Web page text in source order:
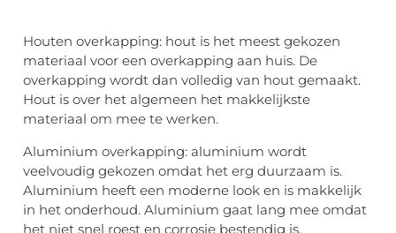
Houten overkapping: hout is het meest gekozen
materiaal voor een overkapping aan huis. De
overkapping wordt dan volledig van hout gemaakt.
Hout is over het algemeen het makkelijkste
materiaal om mee te werken.
Aluminium overkapping: aluminium wordt
veelvoudig gekozen omdat het erg duurzaam is.
Aluminium heeft een moderne look en is makkelijk
in het onderhoud. Aluminium gaat lang mee omdat
het niet snel roest en corrosie bestendig is.